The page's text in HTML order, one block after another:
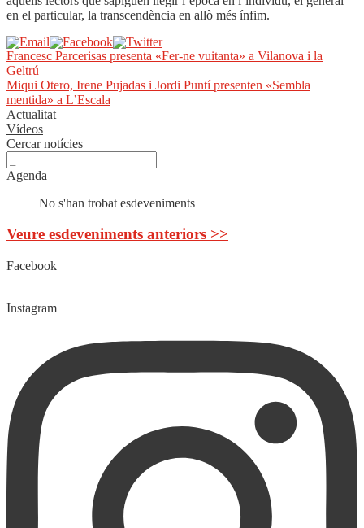
en el particular, la transcendència en allò més ínfim.
Navegació
d'entrades
Entrada
anterior:
Francesc Parcerisas presenta «Fer-ne vuitanta» a Vilanova i la
Geltrú
Pròxima
entrada:
Miqui Otero, Irene Pujadas i Jordi Puntí presenten «Sembla
mentida» a L’Escala
Actualitat
Vídeos
Cercar notícies
Agenda
No s'han trobat esdeveniments
Veure esdeveniments anteriors >>
Facebook
Instagram